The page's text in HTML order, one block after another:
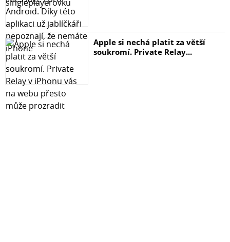
Apple si nechá platit za větší
soukromí. Private Relay...